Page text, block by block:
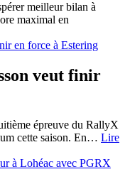
meilleur bilan à
maximal en
veut finir
épreuve du RallyX
cette saison. En… Lire